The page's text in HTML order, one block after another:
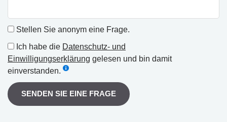
Stellen Sie anonym eine Frage.
Ich habe die Datenschutz- und
Einwilligungserklärung gelesen und bin damit
einverstanden.
SENDEN SIE EINE FRAGE